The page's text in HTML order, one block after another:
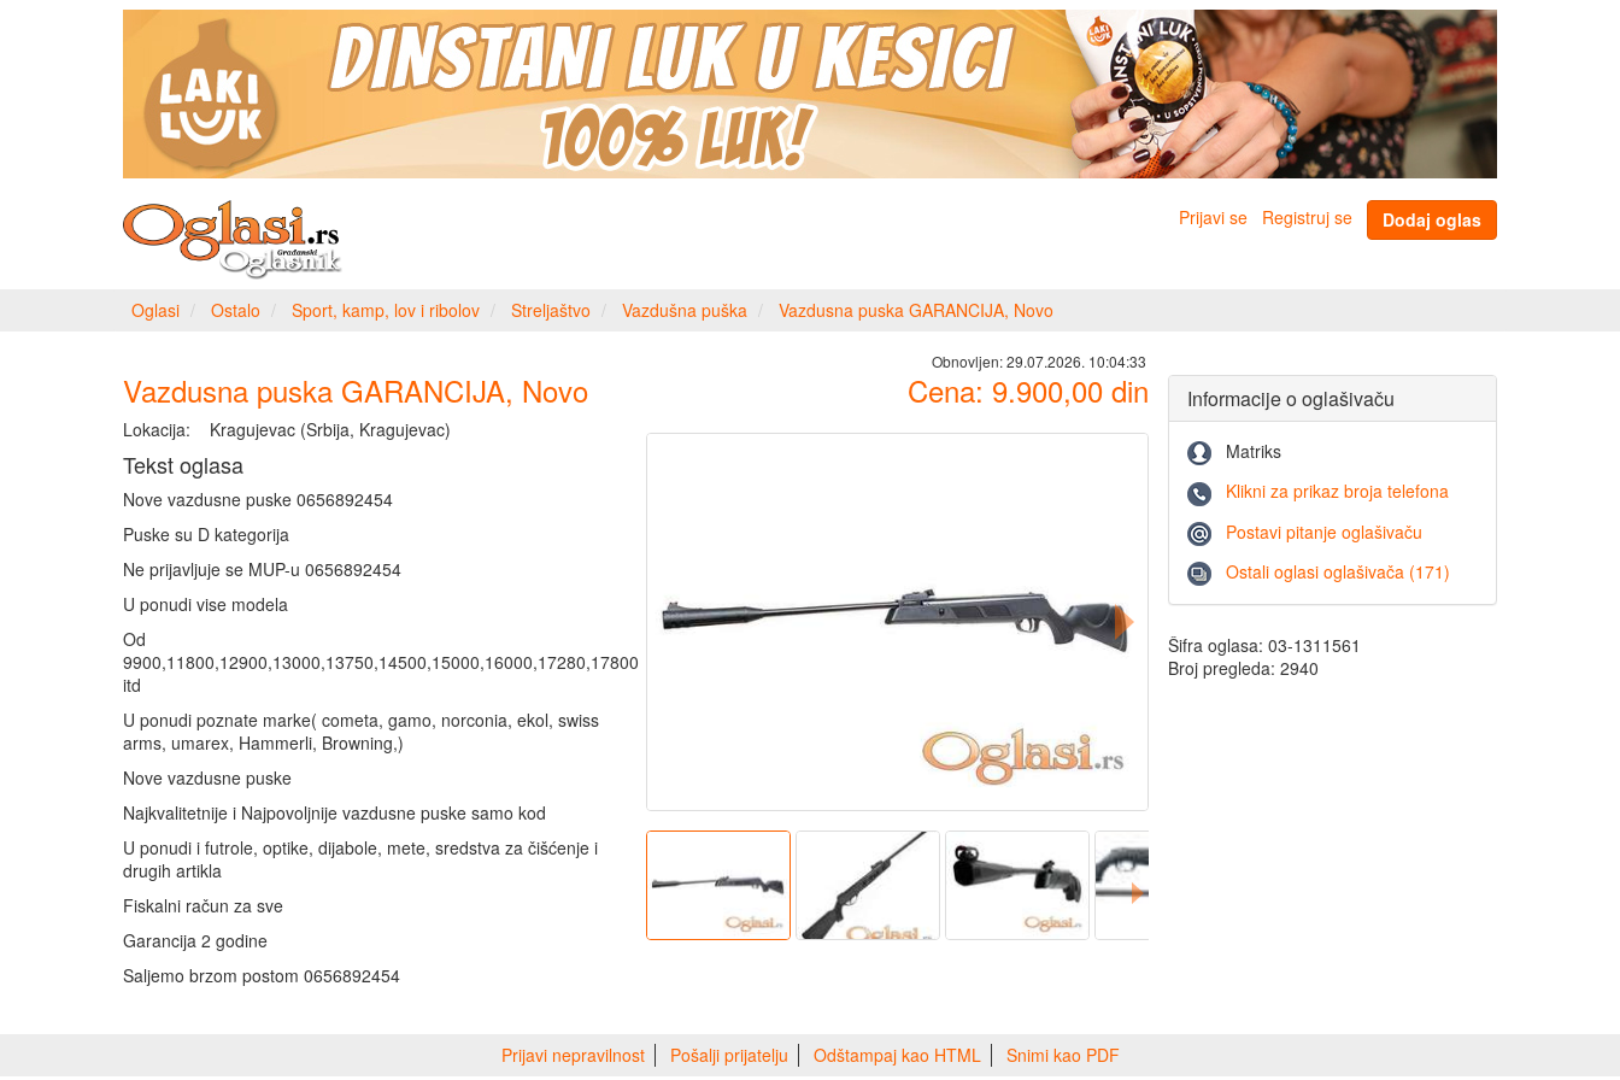
Prijavi se Registruj se Dodaj oglas
Oglasi Ostalo Sport, kamp, lov i ribolov Streljaštvo Vazdušna puška Vazdusna puska GARANCIJA, Novo
Vazdusna puska GARANCIJA, Novo
Lokacija: Kragujevac (Srbija, Kragujevac)
Tekst oglasa
Nove vazdusne puske 0656892454
Puske su D kategorija
Ne prijavljuje se MUP-u 0656892454
U ponudi vise modela
Od
9900,11800,12900,13000,13750,14500,15000,16000,17280,17800
itd
U ponudi poznate marke( cometa, gamo, norconia, ekol, swiss
arms, umarex, Hammerli, Browning,)
Nove vazdusne puske
Najkvalitetnije i Najpovoljnije vazdusne puske samo kod
U ponudi i futrole, optike, dijabole, mete, sredstva za čišćenje i
drugih artikla
Fiskalni račun za sve
Garancija 2 godine
Saljemo brzom postom 0656892454
Obnovljen:29.07.2026. 10:04:33
Cena: 9.900,00 din Informacije o oglašivaču
Matriks
Klikni za prikaz broja telefona
Postavi pitanje oglašivaču
Ostali oglasi oglašivača (171)
Šifra oglasa: 03-1311561
Broj pregleda: 2940
Prijavi nepravilnost Pošalji prijatelju Odštampaj kao HTML Snimi kao PDF